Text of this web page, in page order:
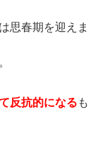
思春期を迎えま
反抗的になる も